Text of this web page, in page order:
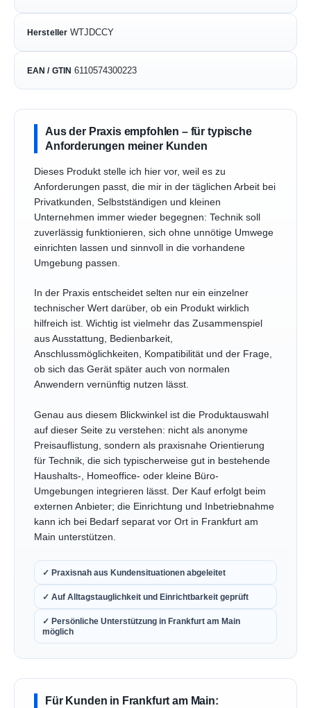
Hersteller WTJDCCY
EAN / GTIN 6110574300223
Aus der Praxis empfohlen – für typische
Anforderungen meiner Kunden
Dieses Produkt stelle ich hier vor, weil es zu
Anforderungen passt, die mir in der täglichen Arbeit bei
Privatkunden, Selbstständigen und kleinen
Unternehmen immer wieder begegnen: Technik soll
zuverlässig funktionieren, sich ohne unnötige Umwege
einrichten lassen und sinnvoll in die vorhandene
Umgebung passen.
In der Praxis entscheidet selten nur ein einzelner
technischer Wert darüber, ob ein Produkt wirklich
hilfreich ist. Wichtig ist vielmehr das Zusammenspiel
aus Ausstattung, Bedienbarkeit,
Anschlussmöglichkeiten, Kompatibilität und der Frage,
ob sich das Gerät später auch von normalen
Anwendern vernünftig nutzen lässt.
Genau aus diesem Blickwinkel ist die Produktauswahl
auf dieser Seite zu verstehen: nicht als anonyme
Preisauflistung, sondern als praxisnahe Orientierung
für Technik, die sich typischerweise gut in bestehende
Haushalts-, Homeoffice- oder kleine Büro-
Umgebungen integrieren lässt. Der Kauf erfolgt beim
externen Anbieter; die Einrichtung und Inbetriebnahme
kann ich bei Bedarf separat vor Ort in Frankfurt am
Main unterstützen.
✓ Praxisnah aus Kundensituationen abgeleitet
✓ Auf Alltagstauglichkeit und Einrichtbarkeit geprüft
✓ Persönliche Unterstützung in Frankfurt am Main
möglich
Für Kunden in Frankfurt am Main: